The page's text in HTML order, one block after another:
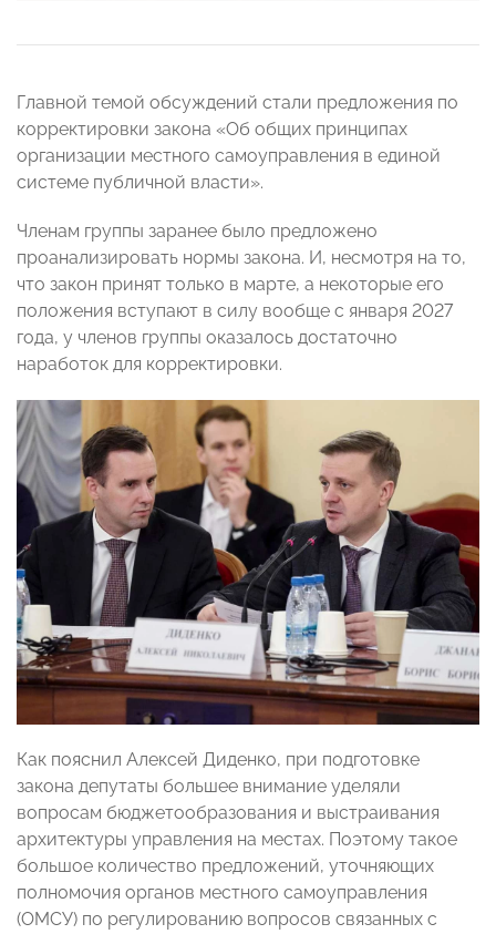
Главной темой обсуждений стали предложения по
корректировки закона «Об общих принципах
организации местного самоуправления в единой
системе публичной власти».
Членам группы заранее было предложено
проанализировать нормы закона. И, несмотря на то,
что закон принят только в марте, а некоторые его
положения вступают в силу вообще с января 2027
года, у членов группы оказалось достаточно
наработок для корректировки.
Как пояснил Алексей Диденко, при подготовке
закона депутаты большее внимание уделяли
вопросам бюджетообразования и выстраивания
архитектуры управления на местах. Поэтому такое
большое количество предложений, уточняющих
полномочия органов местного самоуправления
(ОМСУ) по регулированию вопросов связанных с